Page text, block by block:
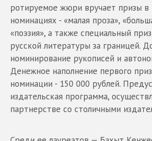
ротируемое жюри вручает призы в
номинациях - «малая проза»,
«поэзия», а также специальный
русской литературы за границей.
номинирование рукописей и
Денежное наполнение первого
номинации - 150 000 рублей.
издательская программа,
партнерстве со столичными